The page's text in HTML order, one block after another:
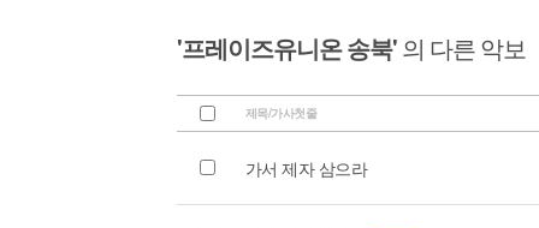
'프레이즈유니온 송북'의 다른 악보
제목/가사첫줄
가서 제자 삼으라